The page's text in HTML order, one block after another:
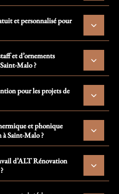
et personnalisé pour
et d’ornements
Malo ?
pour les projets de
et phonique
à Saint-Malo ?
d’ALT Rénovation